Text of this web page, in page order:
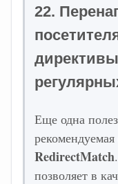
22.
Еще одна
RedirectMatch
позволяет в